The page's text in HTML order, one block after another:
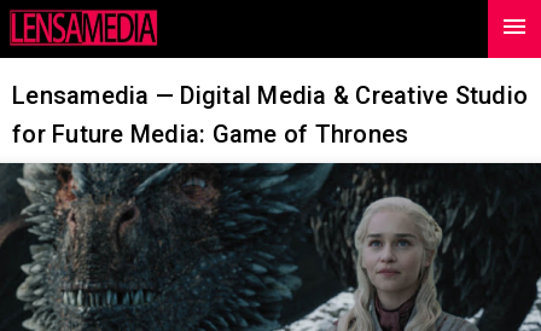
-->
Lensamedia — Digital Media & Creative Studio
for Future Media: Game of Thrones
menu